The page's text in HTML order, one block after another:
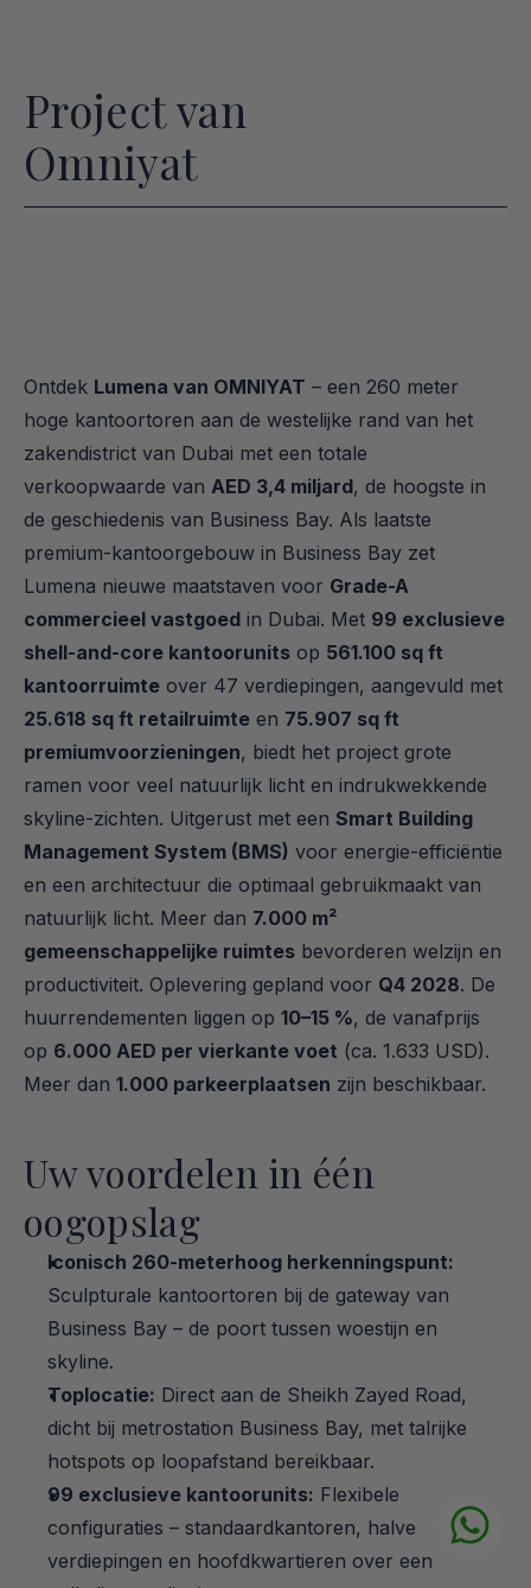
Project van
Omniyat
Ontdek Lumena van OMNIYAT – een 260 meter
hoge kantoortoren aan de westelijke rand van het
zakendistrict van Dubai met een totale
verkoopwaarde van AED 3,4 miljard, de hoogste in
de geschiedenis van Business Bay. Als laatste
premium-kantoorgebouw in Business Bay zet
Lumena nieuwe maatstaven voor Grade-A
commercieel vastgoed in Dubai. Met 99 exclusieve
shell-and-core kantoorunits op 561.100 sq ft
kantoorruimte
25.618 sq ft retailruimte en 75.907 sq ft
premiumvoorzieningen, biedt het project grote
ramen voor veel natuurlijk licht en indrukwekkende
skyline-zichten. Uitgerust met een Smart Building
Management System (BMS) voor energie-efficiëntie
en een architectuur die optimaal gebruikmaakt van
natuurlijk licht. Meer dan 7.000 m²
gemeenschappelijke ruimtes bevorderen welzijn en
productiviteit. Oplevering gepland voor Q4 2028. De
huurrendementen liggen op 10–15 %, de vanafprijs
op 6.000 AED per vierkante voet (ca. 1.633 USD).
Meer dan 1.000 parkeerplaatsen zijn beschikbaar.
Uw voordelen in één
oogopslag
Iconisch 260-meterhoog herkenningspunt:
Sculpturale kantoortoren bij de gateway van
Business Bay – de poort tussen woestijn en
skyline.
Toplocatie: Direct aan de Sheikh Zayed Road,
dicht bij metrostation Business Bay, met talrijke
hotspots op loopafstand bereikbaar.
99 exclusieve kantoorunits: Flexibele
configuraties – standaardkantoren, halve
verdiepingen en hoofdkwartieren over een